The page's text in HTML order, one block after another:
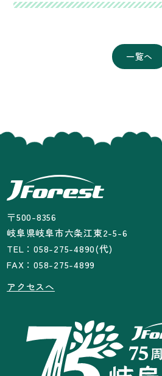
一覧へ
〒500-8356
岐阜県岐阜市六条江東2-5-6
TEL：058-275-4890(代)
FAX：058-275-4899
アクセスへ